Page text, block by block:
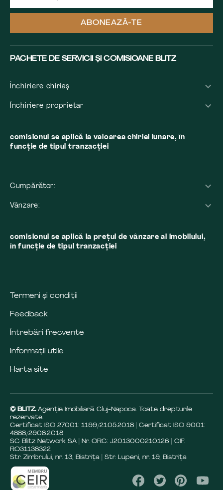
ABONEAZĂ-TE
PACHETE DE SERVICII ȘI COMISIOANE BLITZ
Închiriere chiriaș
Închiriere proprietar
comisionul se aplică la valoarea chiriei lunare, în
funcție de tipul tranzacției
Cumpărător:
Vânzare:
comisionul se aplică la preţul de vânzare al imobilului,
în funcţie de tipul tranzacţiei
Termeni și condiții
Feedback
Întrebări frecvente
Informații utile
Harta site
© BLITZ. Agenție Imobiliară Cluj-Napoca. Toate drepturile
rezervate.
Certificat ISO 27001: 1199/21.05.2018 | Certificat ISO 9001:
4888/29.08.2018
SC Blitz Network SA | Nr. ORC: J2013000210126 | CIF:
RO31138322
Str. Zimbrului, nr. 13, Bistrița | Str. Lupeni, nr. 19, Bistrița